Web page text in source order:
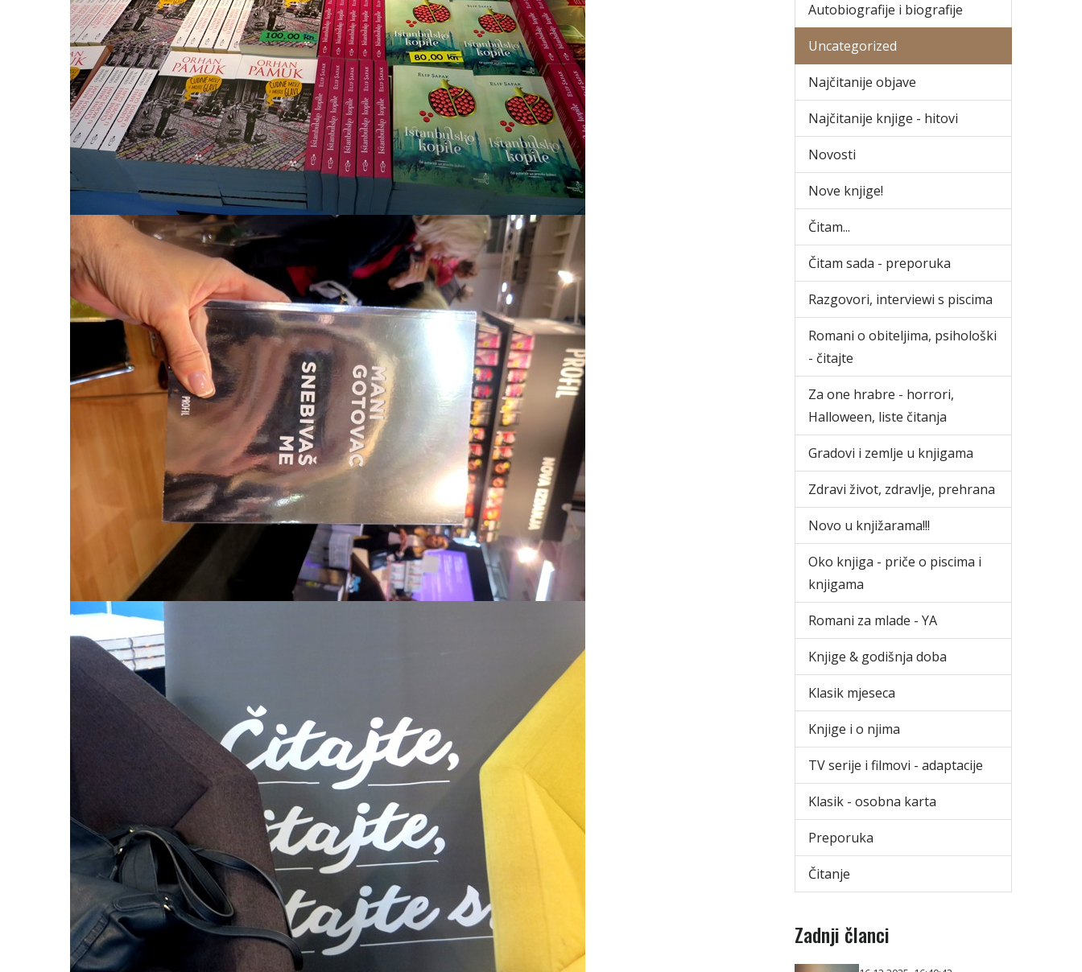
Autobiografije i biografije
Uncategorized
Najčitanije objave
Najčitanije knjige - hitovi
Novosti
Nove knjige!
Čitam...
Čitam sada - preporuka
Razgovori, interviewi s piscima
Romani o obiteljima, psihološki
- čitajte
Za one hrabre - horrori,
Halloween, liste čitanja
Gradovi i zemlje u knjigama
Zdravi život, zdravlje, prehrana
Novo u knjižarama!!!
Oko knjiga - priče o piscima i
knjigama
Romani za mlade - YA
Knjige & godišnja doba
Klasik mjeseca
Knjige i o njima
TV serije i filmovi - adaptacije
Klasik - osobna karta
Preporuka
Čitanje
Zadnji članci